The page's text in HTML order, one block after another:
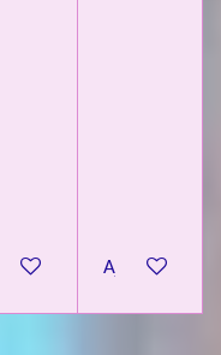
au panierAjouter au